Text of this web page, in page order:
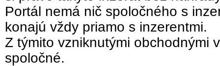
Portál nemá nič spoločného s
konajú vždy priamo s inzerentmi.
Z týmito vzniknutými obchodnými
spoločné.